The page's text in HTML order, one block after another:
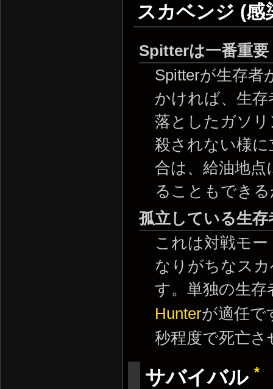
スカベンジ (
Spitterは一番重要
Spitterが生存者
かければ、生
落としたガソ
殺されない様
合は、給油地
ることもでき
孤立している生存
これは対戦モ
なりがちなス
す。単独の生
Hunterが適任で
秒程度で死亡
サバイバル *